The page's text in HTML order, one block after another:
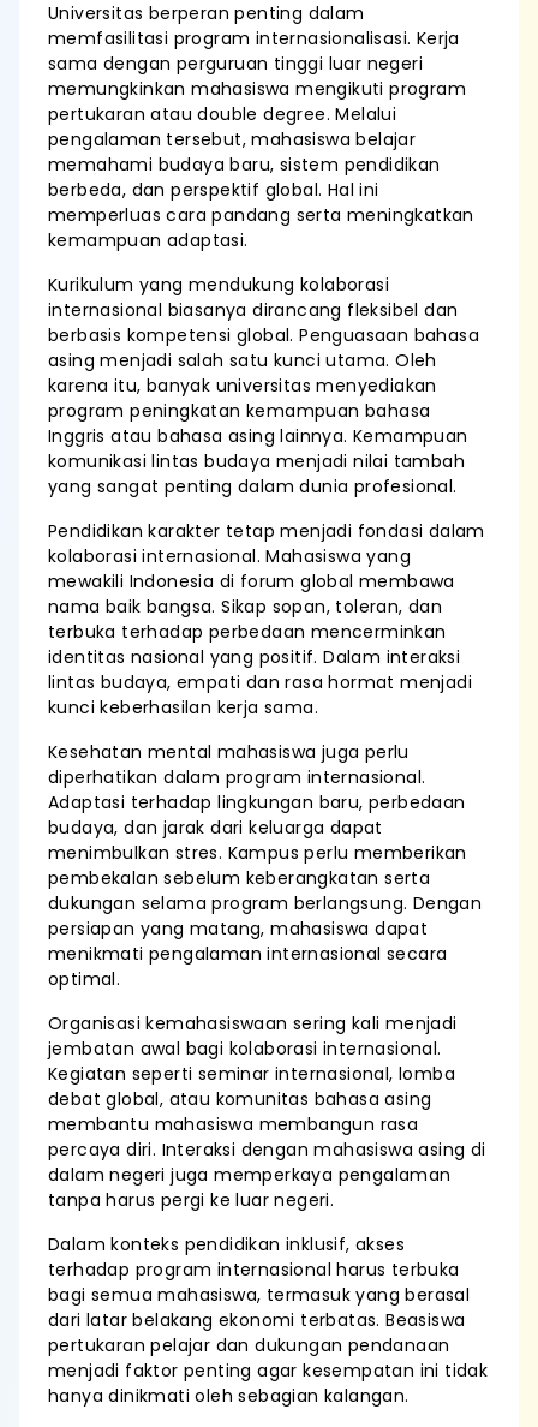
Universitas berperan penting dalam
memfasilitasi program internasionalisasi. Kerja
sama dengan perguruan tinggi luar negeri
memungkinkan mahasiswa mengikuti program
pertukaran atau double degree. Melalui
pengalaman tersebut, mahasiswa belajar
memahami budaya baru, sistem pendidikan
berbeda, dan perspektif global. Hal ini
memperluas cara pandang serta meningkatkan
kemampuan adaptasi.
Kurikulum yang mendukung kolaborasi
internasional biasanya dirancang fleksibel dan
berbasis kompetensi global. Penguasaan bahasa
asing menjadi salah satu kunci utama. Oleh
karena itu, banyak universitas menyediakan
program peningkatan kemampuan bahasa
Inggris atau bahasa asing lainnya. Kemampuan
komunikasi lintas budaya menjadi nilai tambah
yang sangat penting dalam dunia profesional.
Pendidikan karakter tetap menjadi fondasi dalam
kolaborasi internasional. Mahasiswa yang
mewakili Indonesia di forum global membawa
nama baik bangsa. Sikap sopan, toleran, dan
terbuka terhadap perbedaan mencerminkan
identitas nasional yang positif. Dalam interaksi
lintas budaya, empati dan rasa hormat menjadi
kunci keberhasilan kerja sama.
Kesehatan mental mahasiswa juga perlu
diperhatikan dalam program internasional.
Adaptasi terhadap lingkungan baru, perbedaan
budaya, dan jarak dari keluarga dapat
menimbulkan stres. Kampus perlu memberikan
pembekalan sebelum keberangkatan serta
dukungan selama program berlangsung. Dengan
persiapan yang matang, mahasiswa dapat
menikmati pengalaman internasional secara
optimal.
Organisasi kemahasiswaan sering kali menjadi
jembatan awal bagi kolaborasi internasional.
Kegiatan seperti seminar internasional, lomba
debat global, atau komunitas bahasa asing
membantu mahasiswa membangun rasa
percaya diri. Interaksi dengan mahasiswa asing di
dalam negeri juga memperkaya pengalaman
tanpa harus pergi ke luar negeri.
Dalam konteks pendidikan inklusif, akses
terhadap program internasional harus terbuka
bagi semua mahasiswa, termasuk yang berasal
dari latar belakang ekonomi terbatas. Beasiswa
pertukaran pelajar dan dukungan pendanaan
menjadi faktor penting agar kesempatan ini tidak
hanya dinikmati oleh sebagian kalangan.